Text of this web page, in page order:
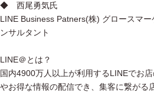
◆ 西尾勇気氏
LINE Business Patners(株) グロースマ
ンサルタント
LINE＠とは？
国内4900万人以上が利用するLINEでお
やお得な情報の配信でき、集客に繋がる